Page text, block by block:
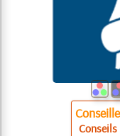
Conseille
Conseils